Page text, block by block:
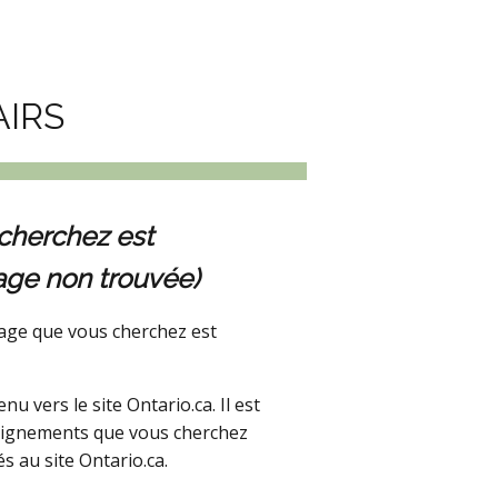
est
non trouvée)
que vous cherchez est
vers le site Ontario.ca. Il est
que vous cherchez
au site Ontario.ca.